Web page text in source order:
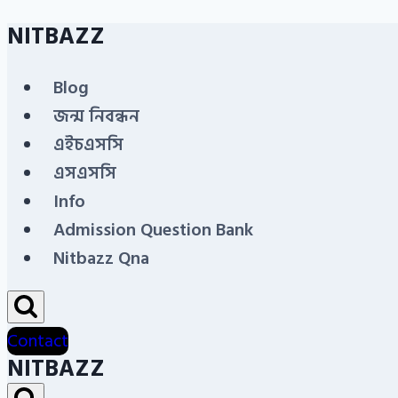
Skip
content
NITBAZZ
Blog
জন্ম নিবন্ধন
এইচএসসি
এসএসসি
Info
Admission Question Bank
Nitbazz Qna
Contact
NITBAZZ